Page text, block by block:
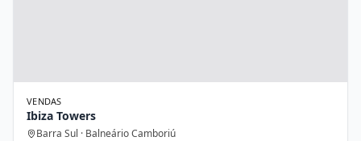
VENDAS
Ibiza Towers
Barra Sul · Balneário Camboriú